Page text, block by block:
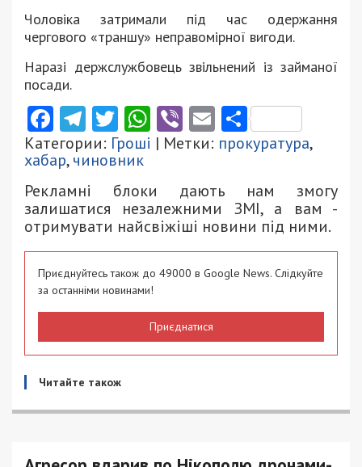
Чоловіка затримали під час одержання
чергового «траншу» неправомірної вигоди.
Наразі держслужбовець звільнений із займаної
посади.
Facebook
Telegram
Twitter
WhatsApp
ViberEmail
Категории: Гроші | Метки: прокуратура,
хабар,чиновник
Рекламні блоки дають нам змогу
залишатися незалежними ЗМІ, а вам -
отримувати найсвіжіші новини під ними.
Приєднуйтесь також до 49000 в Google News. Слідкуйте
за останніми новинами!
Приєднатися
Читайте також